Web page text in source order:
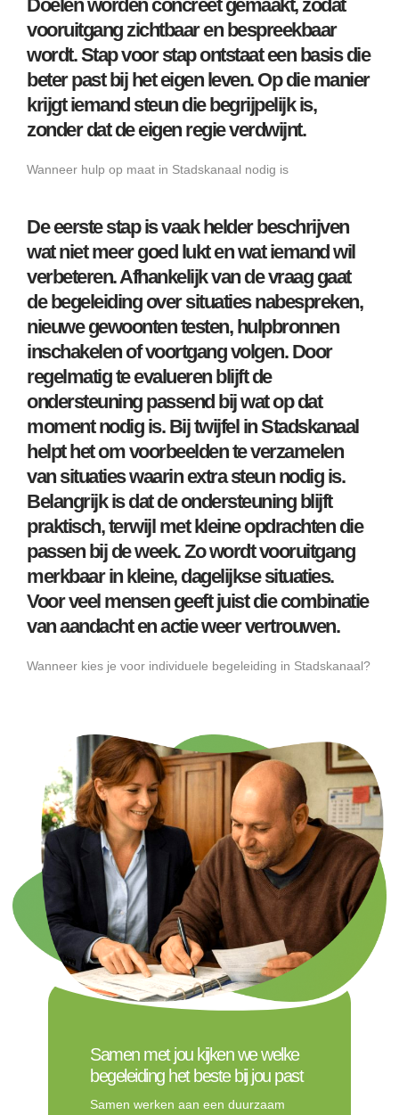
Doelen worden concreet gemaakt, zodat
vooruitgang zichtbaar en bespreekbaar
wordt. Stap voor stap ontstaat een basis die
beter past bij het eigen leven. Op die manier
krijgt iemand steun die begrijpelijk is,
zonder dat de eigen regie verdwijnt.
Wanneer hulp op maat in Stadskanaal nodig is
De eerste stap is vaak helder beschrijven
wat niet meer goed lukt en wat iemand wil
verbeteren. Afhankelijk van de vraag gaat
de begeleiding over situaties nabespreken,
nieuwe gewoonten testen, hulpbronnen
inschakelen of voortgang volgen. Door
regelmatig te evalueren blijft de
ondersteuning passend bij wat op dat
moment nodig is. Bij twijfel in Stadskanaal
helpt het om voorbeelden te verzamelen
van situaties waarin extra steun nodig is.
Belangrijk is dat de ondersteuning blijft
praktisch, terwijl met kleine opdrachten die
passen bij de week. Zo wordt vooruitgang
merkbaar in kleine, dagelijkse situaties.
Voor veel mensen geeft juist die combinatie
van aandacht en actie weer vertrouwen.
Wanneer kies je voor individuele begeleiding in Stadskanaal?
Samen met jou kijken we welke
begeleiding het beste bij jou past
Samen werken aan een duurzaam